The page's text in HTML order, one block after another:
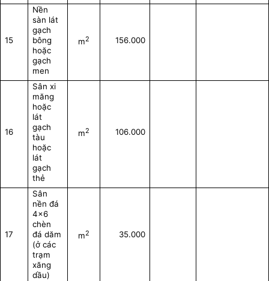
15
Nền
sàn lát
gạch
bông
hoặc
gạch
men
m2 156.000
16
Sân xi
măng
hoặc
lát
gạch
tàu
hoặc
lát
gạch
thẻ
m2 106.000
17
Sân
nền đá
4x6
chèn
đá dăm
(ở các
trạm
xăng
dầu)
m2 35.000